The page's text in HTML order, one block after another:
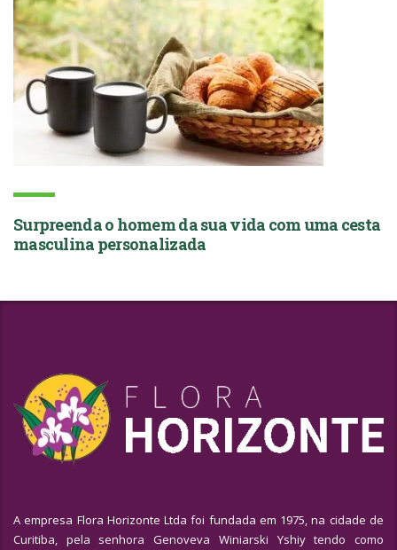
Surpreenda o homem da sua vida com uma cesta
masculina personalizada
A empresa Flora Horizonte Ltda foi fundada em 1975, na cidade de
Curitiba, pela senhora Genoveva Winiarski Yshiy tendo como